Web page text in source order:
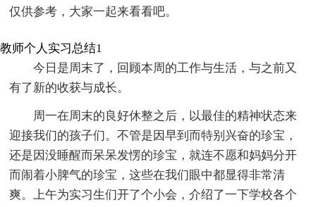
仅供参考，大家一起来看看吧。
教师个人实习总结1
今日是周末了，回顾本周的工作与生活，与之前又
有了新的收获与成长。
周一在周末的良好休整之后，以最佳的精神状态来
迎接我们的孩子们。不管是因早到而特别兴奋的珍宝，
还是因没睡醒而呆呆发愣的珍宝，就连不愿和妈妈分开
而闹着小脾气的珍宝，这些在我们眼中都显得非常清
爽。上午为实习生们开了个小会，介绍了一下学校各个